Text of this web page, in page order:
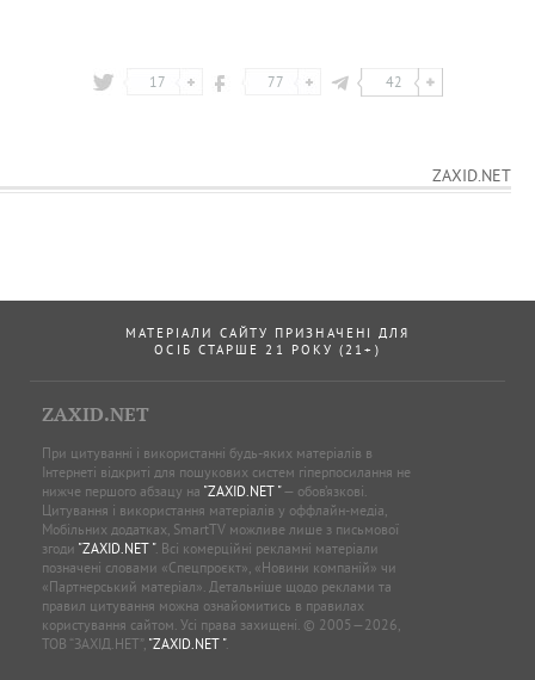
17 77 42
ZAXID.NET
МАТЕРІАЛИ САЙТУ ПРИЗНАЧЕНІ ДЛЯ
ОСІБ СТАРШЕ 21 РОКУ (21+)
ZAXID.NET
При цитуванні і використанні будь-яких матеріалів в
Інтернеті відкриті для пошукових систем гіперпосилання не
нижче першого абзацу на "ZAXID.NET "— обов’язкові.
Цитування і використання матеріалів у оффлайн-медіа,
Мобільних додатках, SmartTV можливе лише з письмової
згоди "ZAXID.NET ". Всі комерційні рекламні матеріали
позначені словами «Спецпроєкт», «Новини компаній» чи
«Партнерський матеріал». Детальніше щодо реклами та
правил цитування можна ознайомитись в правилах
користування сайтом. Усі права захищені. © 2005—2026,
ТОВ “ЗАХІД.НЕТ”, "ZAXID.NET ".